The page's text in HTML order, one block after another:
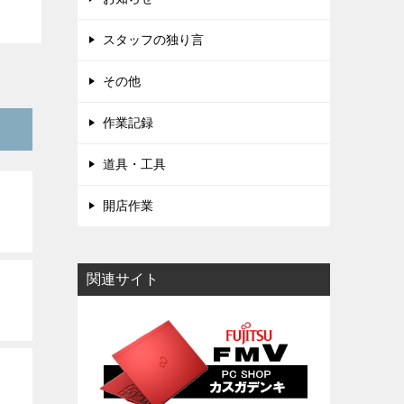
スタッフの独り言
その他
作業記録
道具・工具
開店作業
関連サイト